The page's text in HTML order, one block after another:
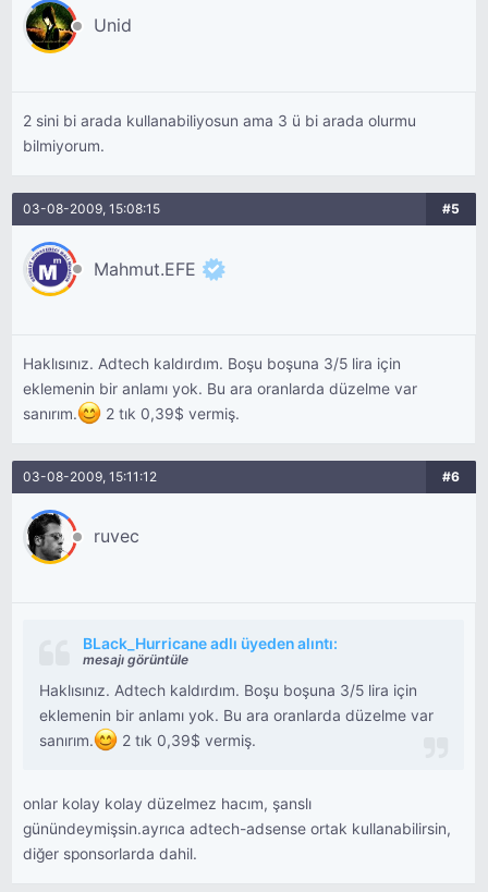
Unid
2 sini bi arada kullanabiliyosun ama 3 ü bi arada olurmu
bilmiyorum.
03-08-2009, 15:08:15 #5
Mahmut.EFE
Haklısınız. Adtech kaldırdım. Boşu boşuna 3/5 lira için
eklemenin bir anlamı yok. Bu ara oranlarda düzelme var
sanırım.
2 tık 0,39$ vermiş.
03-08-2009, 15:11:12 #6
ruvec
BLack_Hurricane adlı üyeden alıntı:
mesajı görüntüle
Haklısınız. Adtech kaldırdım. Boşu boşuna 3/5 lira için
eklemenin bir anlamı yok. Bu ara oranlarda düzelme var
sanırım.
2 tık 0,39$ vermiş.
onlar kolay kolay düzelmez hacım, şanslı
günündeymişsin.ayrıca adtech-adsense ortak kullanabilirsin,
diğer sponsorlarda dahil.